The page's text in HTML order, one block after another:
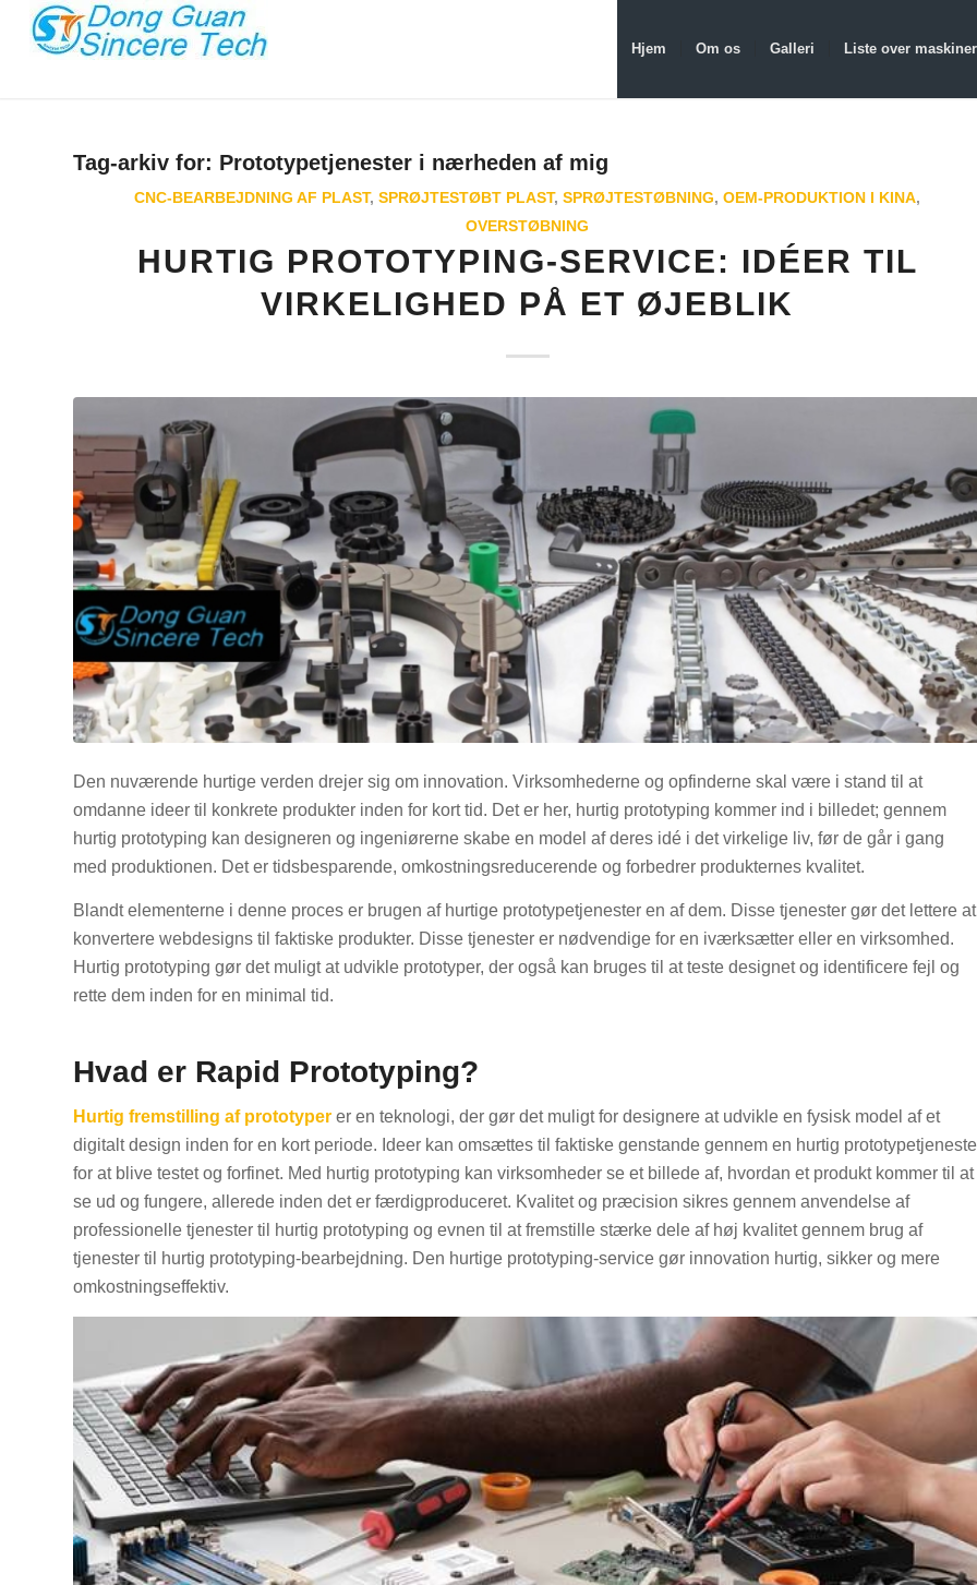
Hjem Om os Galleri Liste over maskiner
Tag-arkiv for: Prototypetjenester i nærheden af mig
CNC-BEARBEJDNING AF PLAST,SPRØJTESTØBT PLAST,SPRØJTESTØBNING,OEM-PRODUKTION I KINA,
OVERSTØBNING
HURTIG PROTOTYPING-SERVICE: IDÉER TIL
VIRKELIGHED PÅ ET ØJEBLIK
Den nuværende hurtige verden drejer sig om innovation. Virksomhederne og opfinderne skal være i stand til at
omdanne ideer til konkrete produkter inden for kort tid. Det er her, hurtig prototyping kommer ind i billedet; gennem
hurtig prototyping kan designeren og ingeniørerne skabe en model af deres idé i det virkelige liv, før de går i gang
med produktionen. Det er tidsbesparende, omkostningsreducerende og forbedrer produkternes kvalitet.
Blandt elementerne i denne proces er brugen af hurtige prototypetjenester en af dem. Disse tjenester gør det lettere at
konvertere webdesigns til faktiske produkter. Disse tjenester er nødvendige for en iværksætter eller en virksomhed.
Hurtig prototyping gør det muligt at udvikle prototyper, der også kan bruges til at teste designet og identificere fejl og
rette dem inden for en minimal tid.
Hvad er Rapid Prototyping?
Hurtig fremstilling af prototyper er en teknologi, der gør det muligt for designere at udvikle en fysisk model af et
digitalt design inden for en kort periode. Ideer kan omsættes til faktiske genstande gennem en hurtig prototypetjeneste
for at blive testet og forfinet. Med hurtig prototyping kan virksomheder se et billede af, hvordan et produkt kommer til at
se ud og fungere, allerede inden det er færdigproduceret. Kvalitet og præcision sikres gennem anvendelse af
professionelle tjenester til hurtig prototyping og evnen til at fremstille stærke dele af høj kvalitet gennem brug af
tjenester til hurtig prototyping-bearbejdning. Den hurtige prototyping-service gør innovation hurtig, sikker og mere
omkostningseffektiv.